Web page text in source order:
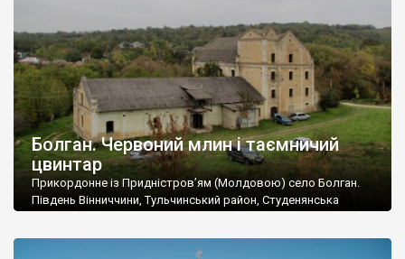
Болган. Червоний млин і таємничий
цвинтар
Прикордонне із Придністров’ям (Молдовою) село Болган.
Південь Вінниччини, Тульчинський район, Студенянська
старовинний цвинтар із кам’яними хрестами. Всі епітафії, які